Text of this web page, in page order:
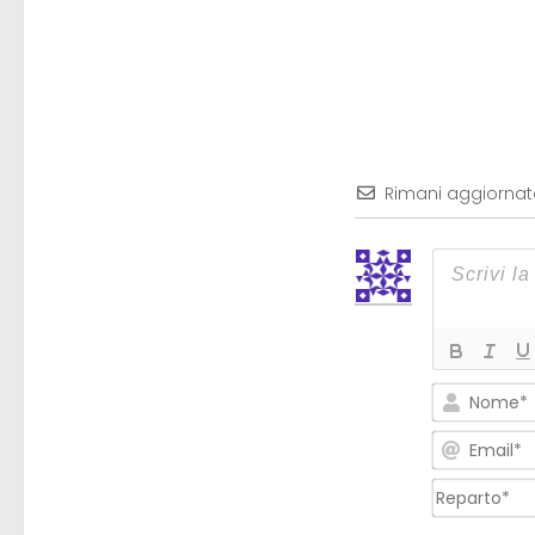
Rimani